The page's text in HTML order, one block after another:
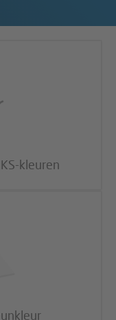
kleuren